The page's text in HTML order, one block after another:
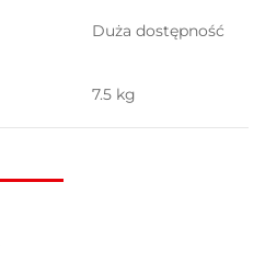
Duża dostępność
7.5 kg